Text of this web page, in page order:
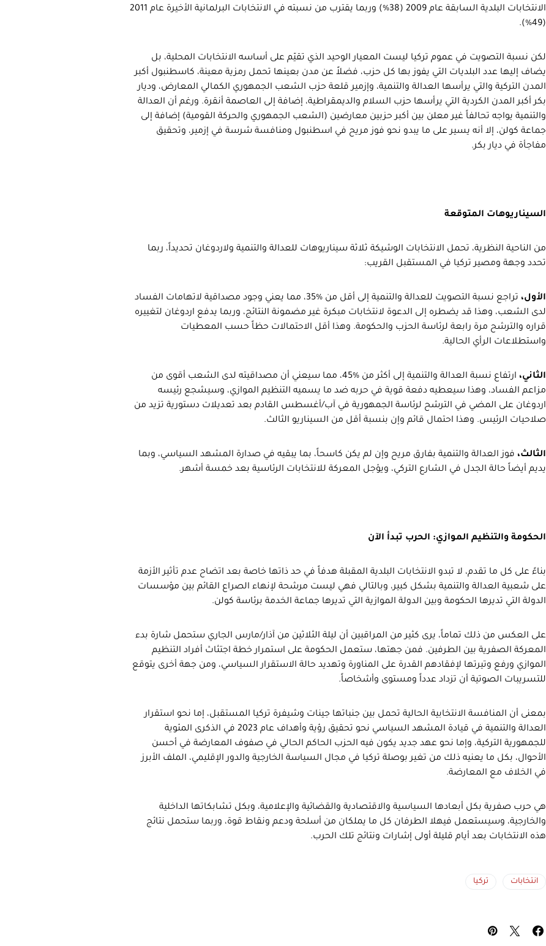
الانتخابات البلدية السابقة عام 2009 (38%) وربما يقترب من نسبته في الانتخابات البرلمانية الأخيرة عام 2011
(49%).
لكن نسبة التصويت في عموم تركيا ليست المعيار الوحيد الذي تقيّم على أساسه الانتخابات المحلية، بل
يضاف إليها عدد البلديات التي يفوز بها كل حزب، فضلاً عن مدن بعينها تحمل رمزية معينة، كاسطنبول أكبر
المدن التركية والتي يرأسها العدالة والتنمية، وإزمير قلعة حزب الشعب الجمهوري الكمالي المعارض، وديار
بكر أكبر المدن الكردية التي يرأسها حزب السلام والديمقراطية، إضافة إلى العاصمة أنقرة. ورغم أن العدالة
والتنمية يواجه تحالفاً غير معلن بين أكبر حزبين معارضين (الشعب الجمهوري والحركة القومية) إضافة إلى
جماعة كولن، إلا أنه يسير على ما يبدو نحو فوز مريح في اسطنبول ومنافسة شرسة في إزمير، وتحقيق
مفاجأة في ديار بكر.
السيناريوهات المتوقعة
من الناحية النظرية، تحمل الانتخابات الوشيكة ثلاثة سيناريوهات للعدالة والتنمية ولاردوغان تحديداً، ربما
تحدد وجهة ومصير تركيا في المستقبل القريب:
الأول،
تراجع نسبة التصويت للعدالة والتنمية إلى أقل من %35، مما يعني وجود مصداقية لاتهامات الفساد
لدى الشعب، وهذا قد يضطره إلى الدعوة لانتخابات مبكرة غير مضمونة النتائج، وربما يدفع اردوغان لتغييره
قراره والترشح مرة رابعة لرئاسة الحزب والحكومة. وهذا أقل الاحتمالات حظاً حسب المعطيات
واستطلاعات الرأي الحالية.
الثاني،
ارتفاع نسبة العدالة والتنمية إلى أكثر من %45، مما سيعني أن مصداقيته لدى الشعب أقوى من
مزاعم الفساد، وهذا سيعطيه دفعة قوية في حربه ضد ما يسميه التنظيم الموازي، وسيشجع رئيسه
اردوغان على المضي في الترشح لرئاسة الجمهورية في آب/أغسطس القادم بعد تعديلات دستورية تزيد من
صلاحيات الرئيس. وهذا احتمال قائم وإن بنسبة أقل من السيناريو الثالث.
الثالث، فوز العدالة والتنمية بفارق مريح وإن لم يكن كاسحاً، بما يبقيه في صدارة المشهد السياسي، وبما
يديم أيضاً حالة الجدل في الشارع التركي، ويؤجل المعركة للانتخابات الرئاسية بعد خمسة أشهر.
الحكومة والتنظيم الموازي: الحرب تبدأ الآن
بناءً على كل ما تقدم، لا تبدو الانتخابات البلدية المقبلة هدفاً في حد ذاتها خاصة بعد اتضاح عدم تأثير الأزمة
على شعبية العدالة والتنمية بشكل كبير، وبالتالي فهي ليست مرشحة لإنهاء الصراع القائم بين مؤسسات
الدولة التي تديرها الحكومة وبين الدولة الموازية التي تديرها جماعة الخدمة برئاسة كولن.
على العكس من ذلك تماماً، يرى كثير من المراقبين أن ليلة الثلاثين من آذار/مارس الجاري ستحمل شارة بدء
المعركة الصفرية بين الطرفين. فمن جهتها، ستعمل الحكومة على استمرار خطة اجتثاث أفراد التنظيم
الموازي ورفع وتيرتها لإفقادهم القدرة على المناورة وتهديد حالة الاستقرار السياسي، ومن جهة أخرى يتوقع
للتسريبات الصوتية أن تزداد عدداً ومستوى وأشخاصاً.
بمعنى أن المنافسة الانتخابية الحالية تحمل بين جنباتها جينات وشيفرة تركيا المستقبل، إما نحو استقرار
العدالة والتنمية في قيادة المشهد السياسي نحو تحقيق رؤية وأهداف عام 2023 في الذكرى المئوية
للجمهورية التركية، وإما نحو عهد جديد يكون فيه الحزب الحاكم الحالي في صفوف المعارضة في أحسن
الأحوال، بكل ما يعنيه ذلك من تغير بوصلة تركيا في مجال السياسة الخارجية والدور الإقليمي، الملف الأبرز
في الخلاف مع المعارضة.
هي حرب صفرية بكل أبعادها السياسية والاقتصادية والقضائية والإعلامية، وبكل تشابكاتها الداخلية
والخارجية، وسيستعمل فيهلا الطرفان كل ما يملكان من أسلحة ودعم ونقاط قوة، وربما ستحمل نتائج
هذه الانتخابات بعد أيام قليلة أولى إشارات ونتائج تلك الحرب.
انتخابات تركيا